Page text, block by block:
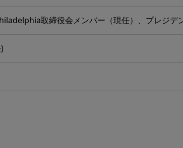
取締役会メンバー（現任）、プレジデ